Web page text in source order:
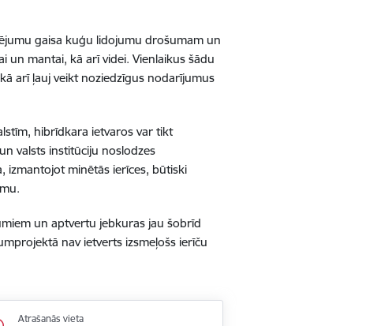
gaisa kuģu lidojumu drošumam un
un mantai, kā arī videi. Vienlaikus šādu
arī ļauj veikt noziedzīgus nodarījumus
hibrīdkara ietvaros var tikt
valsts institūciju noslodzes
izmantojot minētās ierīces, būtiski
un aptvertu jebkuras jau šobrīd
nav ietverts izsmeļošs ierīču
Atrašanās vieta